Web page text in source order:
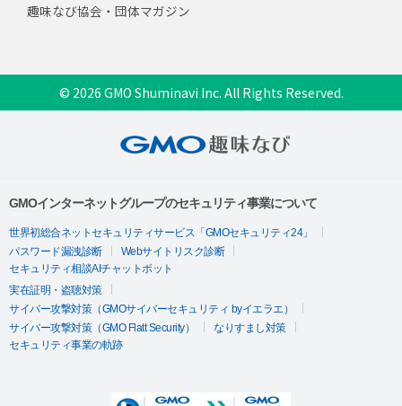
趣味なび協会・団体マガジン
© 2026 GMO Shuminavi Inc. All Rights Reserved.